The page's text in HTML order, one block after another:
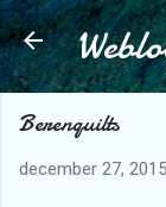
Berenquilts
december 27, 2015